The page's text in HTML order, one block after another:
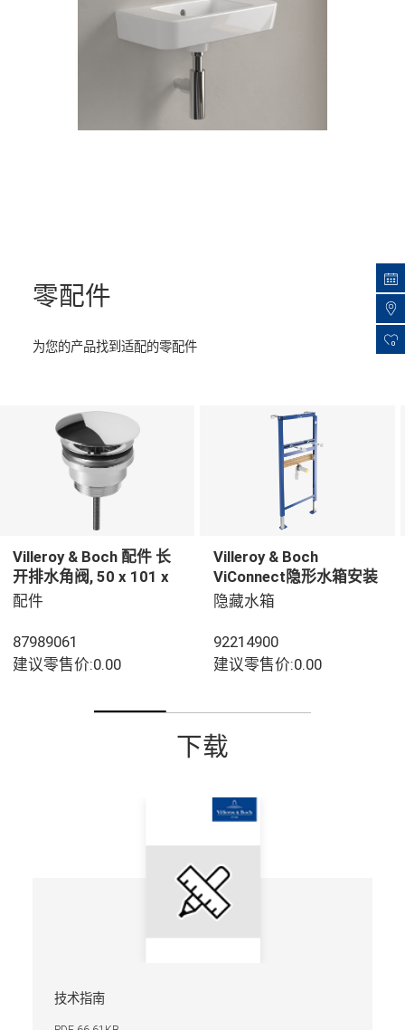
0
零配件
为您的产品找到适配的零配件
Villeroy & Boch 配件 长
开排水角阀, 50 x 101 x
45 mm, 镀铬
配件
87989061
建议零售价:0.00
Villeroy & Boch
ViConnect隐形水箱安装
系统 洗脸盆组件, 用于 干
1120 mm
隐藏水箱
92214900
建议零售价:0.00
下载
技术指南